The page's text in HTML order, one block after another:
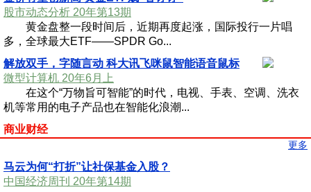
股市动态分析 20年第13期
黄金盘整一段时间后，近期再度起涨，国际投行一片唱
多，全球最大ETF——SPDR Go...
解放双手，字随言动 科大讯飞咪鼠智能语音鼠标
微型计算机 20年6月上
在这个“万物旨可智能”的时代，电视、手表、空调、洗衣
机等常用的电子产品也在智能化浪潮...
商业财经
更多
马云为何“打折”让社保基金入股？
中国经济周刊 20年第14期